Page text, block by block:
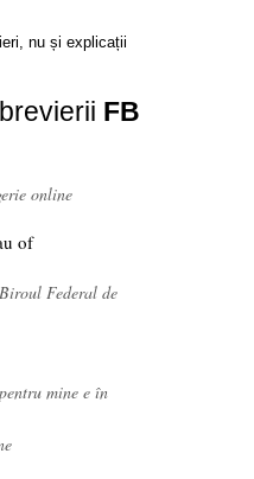
nu și explicații
FB
online
of
Federal de
mine e în